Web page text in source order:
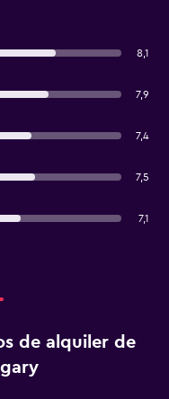
8,1
7,9
7,4
7,5
7,1
de alquiler de